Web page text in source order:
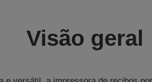
Visão geral